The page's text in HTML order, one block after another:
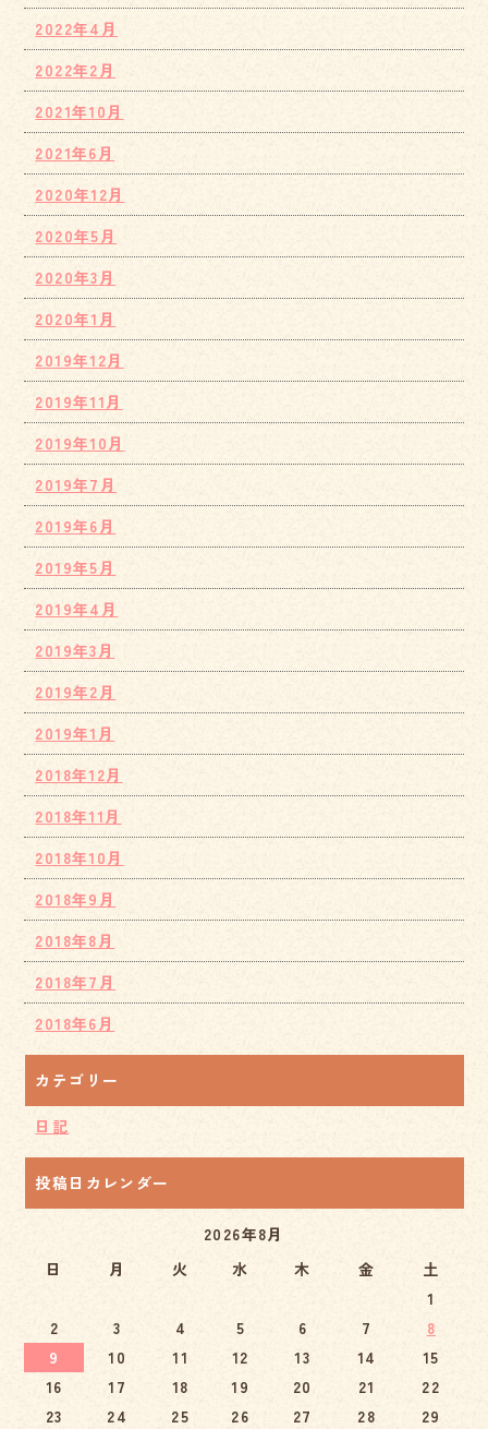
2022年4月
2022年2月
2021年10月
2021年6月
2020年12月
2020年5月
2020年3月
2020年1月
2019年12月
2019年11月
2019年10月
2019年7月
2019年6月
2019年5月
2019年4月
2019年3月
2019年2月
2019年1月
2018年12月
2018年11月
2018年10月
2018年9月
2018年8月
2018年7月
2018年6月
カテゴリー
日記
投稿日カレンダー
2026年8月
日
月 火 水 木 金
土
1
2
3 4 5 6 7
8
9
10 11 12 13 14
15
16
17 18 19 20 21
22
23
24 25 26 27 28 29